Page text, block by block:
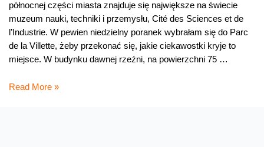
północnej części miasta znajduje się największe na świecie
muzeum nauki, techniki i przemysłu, Cité des Sciences et de
l’Industrie. W pewien niedzielny poranek wybrałam się do Parc
de la Villette, żeby przekonać się, jakie ciekawostki kryje to
miejsce. W budynku dawnej rzeźni, na powierzchni 75 …
Z
Read More »